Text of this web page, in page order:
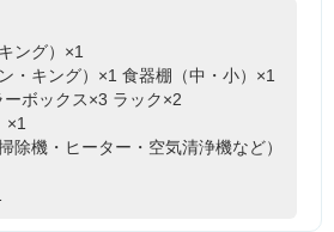
ング）×1
・キング）×1 食器棚（中・小）×1
ーボックス×3 ラック×2
×1
除機・ヒーター・空気清浄機など）